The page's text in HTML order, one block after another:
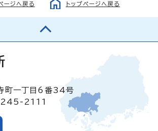
ージへ戻る トップページへ戻る
町一丁目6番34号
245-2111